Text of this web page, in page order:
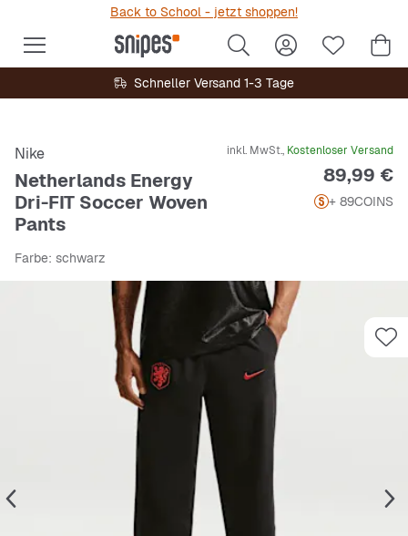
Back to School - jetzt shoppen!
Schneller Versand 1-3 Tage
Nike
Netherlands Energy
Dri-FIT Soccer Woven
Pants
inkl. MwSt., Kostenloser Versand
Preis
89,99 €
+ 89COINS
Farbe: schwarz